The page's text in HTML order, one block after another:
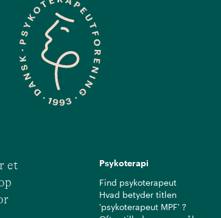
et
Psykoterapi
Find psykoterapeut
Hvad betyder titlen
'psykoterapeut MPF' ?